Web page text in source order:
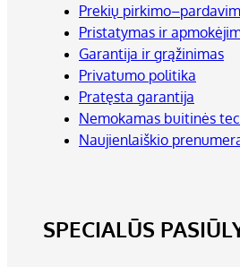
Prekių
Pristatymas ir
Garantija ir grąžinimas
Privatumo politika
Pratęsta garantija
Nemokamas buitinės
Naujienlaiškio
SPECIALŪS